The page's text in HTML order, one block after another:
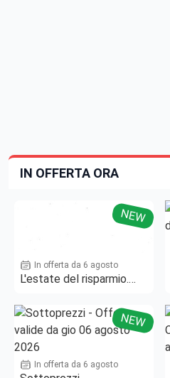
IN OFFERTA ORA
NEW
In offerta da 6 agosto
L'estate del risparmio.
NEW
In offerta da 6 agosto